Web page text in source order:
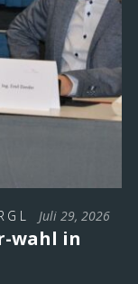
Juli 29, 2026
wahl in